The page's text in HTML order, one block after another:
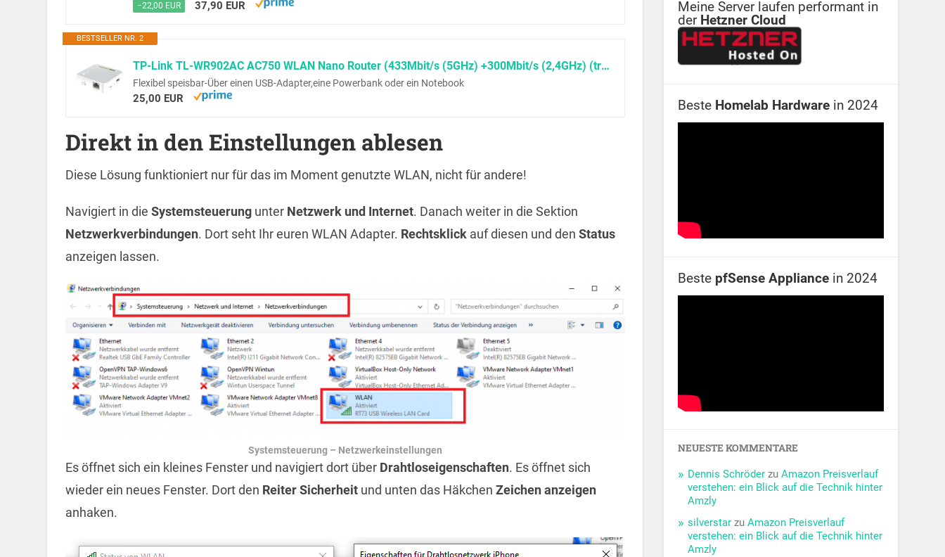
−22,00 EUR 37,90 EUR
BESTSELLER NR. 2
TP-Link TL-WR902AC AC750 WLAN Nano Router (433Mbit/s (5GHz) +300Mbit/s (2,4GHz) (tragbar, Accesspoint, TV Adapter, Repeater, Router, Client, Media, FTP Server), weiß/grau
Flexibel speisbar-Über einen USB-Adapter,eine Powerbank oder ein Notebook
25,00 EUR
Direkt in den Einstellungen ablesen
Diese Lösung funktioniert nur für das im Moment genutzte WLAN, nicht für andere!
Navigiert in die Systemsteuerungunter Netzwerk und Internet. Danach weiter in die Sektion
Netzwerkverbindungen. Dort seht Ihr euren WLAN Adapter. Rechtsklick auf diesen und den Status
anzeigen lassen.
Systemsteuerung – Netzwerkeinstellungen
Es öffnet sich ein kleines Fenster und navigiert dort über Drahtloseigenschaften. Es öffnet sich
wieder ein neues Fenster. Dort den Reiter Sicherheitund unten das Häkchen Zeichen anzeigen
anhaken.
Meine Server laufen performant in
der Hetzner Cloud
Beste Homelab Hardware in 2024
Beste pfSense Appliance in 2024
NEUESTE KOMMENTARE
Dennis Schröder zuAmazon Preisverlauf
verstehen: ein Blick auf die Technik hinter
Amzly
silverstar zuAmazon Preisverlauf
verstehen: ein Blick auf die Technik hinter
Amzly